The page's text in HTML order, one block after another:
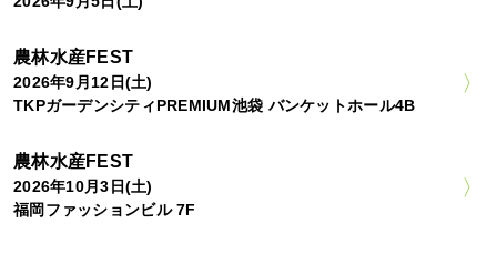
農林水産FEST
2026年9月12日(土)
TKPガーデンシティPREMIUM池袋 バンケットホール4B
農林水産FEST
2026年10月3日(土)
福岡ファッションビル 7F